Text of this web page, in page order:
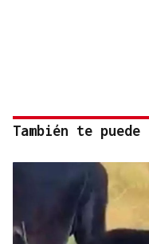
También te